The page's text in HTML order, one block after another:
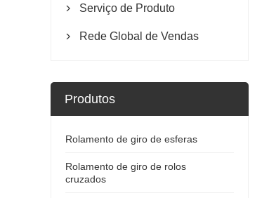
 Serviço de Produto
 Rede Global de Vendas
Produtos
Rolamento de giro de esferas
Rolamento de giro de rolos
cruzados